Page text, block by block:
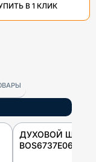
В 1 КЛИК
ДУХОВОЙ ШКАФ
BOS6737E06FBG